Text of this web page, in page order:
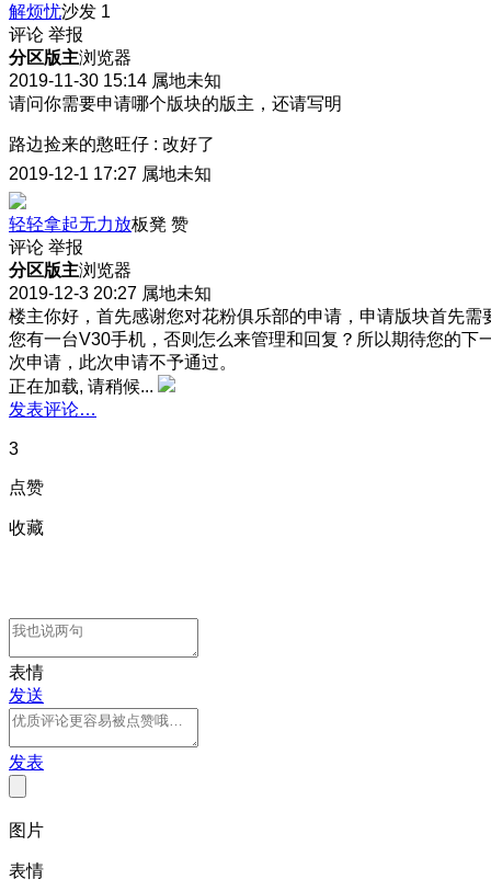
解烦忧沙发 1
评论 举报
分区版主浏览器
2019-11-30 15:14 属地未知
请问你需要申请哪个版块的版主，还请写明
路边捡来的憨旺仔 : 改好了
2019-12-1 17:27 属地未知
轻轻拿起无力放板凳 赞
评论 举报
分区版主浏览器
2019-12-3 20:27 属地未知
楼主你好，首先感谢您对花粉俱乐部的申请，申请版块首先需
您有一台V30手机，否则怎么来管理和回复？所以期待您的下
次申请，此次申请不予通过。
正在加载, 请稍候...
发表评论…
3
点赞
收藏
表情
发送
发表
图片
表情